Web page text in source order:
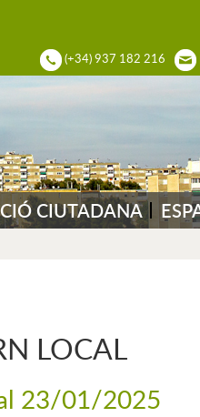
(+34) 937 182 216
CIUTADANA
LOCAL
23/01/2025